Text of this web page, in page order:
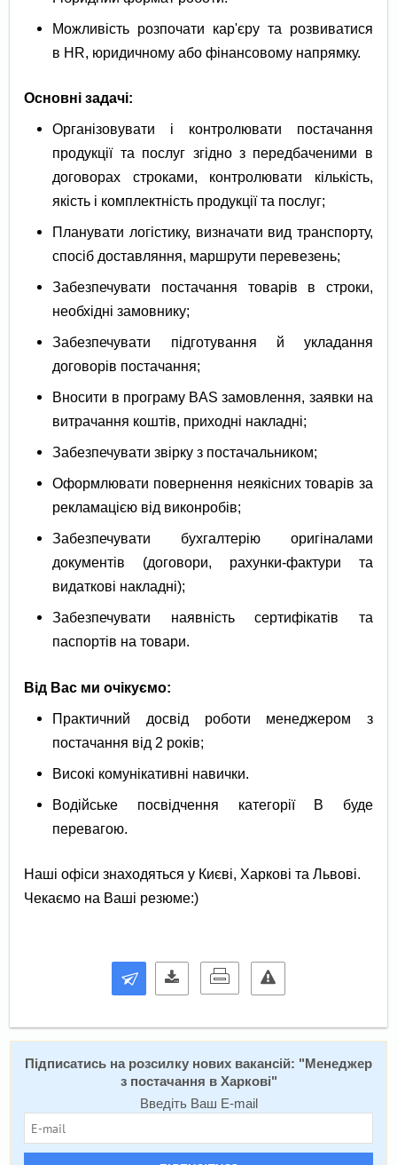
Можливість розпочати кар'єру та розвиватися
в HR, юридичному або фінансовому напрямку.
Основні задачі:
Організовувати і контролювати постачання
продукції та послуг згідно з передбаченими в
договорах строками, контролювати кількість,
якість і комплектність продукції та послуг;
Планувати логістику, визначати вид транспорту,
спосіб доставляння, маршрути перевезень;
Забезпечувати постачання товарів в строки,
необхідні замовнику;
Забезпечувати підготування й укладання
договорів постачання;
Вносити в програму BAS замовлення, заявки на
витрачання коштів, приходні накладні;
Забезпечувати звірку з постачальником;
Оформлювати повернення неякісних товарів за
рекламацією від виконробів;
Забезпечувати бухгалтерію оригіналами
документів (договори, рахунки-фактури та
видаткові накладні);
Забезпечувати наявність сертифікатів та
паспортів на товари.
Від Вас ми очікуємо:
Практичний досвід роботи менеджером з
постачання від 2 років;
Високі комунікативні навички.
Водійське посвідчення категорії В буде
перевагою.
Наші офіси знаходяться у Києві, Харкові та Львові.
Чекаємо на Ваші резюме:)
Підписатись на розсилку нових вакансій: " Менеджер
з постачання в Харкові"
Введіть Ваш E-mail